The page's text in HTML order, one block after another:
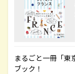
まるごと一冊「東
ブック！